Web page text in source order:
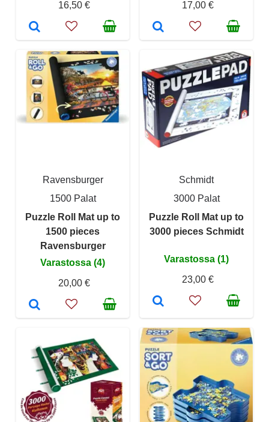
16,50 € 17,00 €
Ravensburger
1500 Palat
Puzzle Roll Mat up to
1500 pieces
Ravensburger
Varastossa (4)
20,00 €
Schmidt
3000 Palat
Puzzle Roll Mat up to
3000 pieces Schmidt
Varastossa (1)
23,00 €